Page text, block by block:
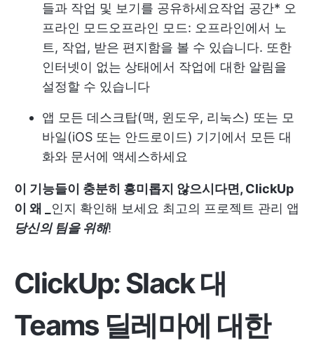
들과 작업 및 보기를 공유하세요작업 공간* 오
프라인 모드 오프라인 모드: 오프라인에서 노
트, 작업, 받은 편지함을 볼 수 있습니다. 또한
인터넷이 없는 상태에서 작업에 대한 알림을
설정할 수 있습니다
앱 모든 데스크탑(맥, 윈도우, 리눅스) 또는 모
바일(iOS 또는 안드로이드) 기기에서 모든 대
화와 문서에 액세스하세요
이 기능들이 충분히 흥미롭지 않으시다면, ClickUp
이 왜 _ 인지 확인해 보세요 최고의 프로젝트 관리 앱
당신의 팀을 위해!
ClickUp: Slack 대
Teams 딜레마에 대한